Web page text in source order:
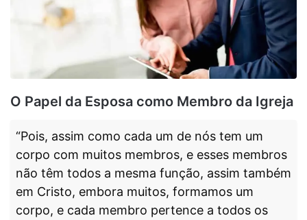
O Papel da Esposa como Membro da Igreja
“Pois, assim como cada um de nós tem um
corpo com muitos membros, e esses membros
não têm todos a mesma função, assim também
em Cristo, embora muitos, formamos um
corpo, e cada membro pertence a todos os